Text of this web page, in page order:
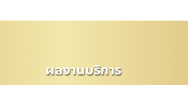
ผลงานบริการ